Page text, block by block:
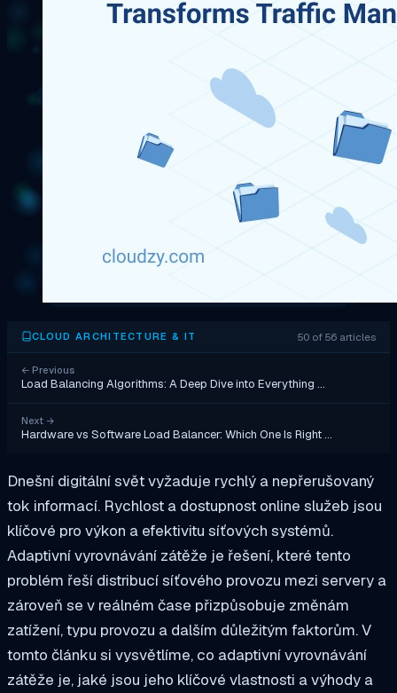
CLOUD ARCHITECTURE & IT 50 of 56 articles
← Previous
Load Balancing Algorithms: A Deep Dive into Everything …
Next →
Hardware vs Software Load Balancer: Which One Is Right …
Dnešní digitální svět vyžaduje rychlý a nepřerušovaný
tok informací. Rychlost a dostupnost online služeb jsou
klíčové pro výkon a efektivitu síťových systémů.
Adaptivní vyrovnávání zátěže je řešení, které tento
problém řeší distribucí síťového provozu mezi servery a
zároveň se v reálném čase přizpůsobuje změnám
zatížení, typu provozu a dalším důležitým faktorům. V
tomto článku si vysvětlíme, co adaptivní vyrovnávání
zátěže je, jaké jsou jeho klíčové vlastnosti a výhody a